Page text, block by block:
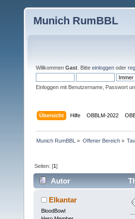
Munich RumBBL
Willkommen Gast . Bitte einloggen oder
Einloggen mit Benutzername, Passwort
Übersicht Hilfe OBBLM-2022
Munich RumBBL » Offener Bereich»
Seiten: [1]
Autor
Elkantar
BloodBowl